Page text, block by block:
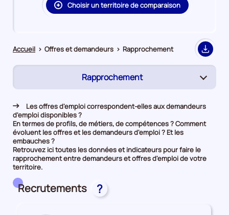
Choisir un territoire de comparaison
Accueil > Offres et demandeurs > Rapprochement Export
Rapprochement
(page
Demandeurs d'emploi
Offres d’emploi
Les offres d'emploi correspondent-elles aux demandeurs
d'emploi disponibles ?
En termes de profils, de métiers, de compétences ? Comment
évoluent les offres et les demandeurs d'emploi ? Et les
embauches ?
Retrouvez ici toutes les données et indicateurs pour faire le
rapprochement entre demandeurs et offres d'emploi de votre
territoire.
Recrutements ?